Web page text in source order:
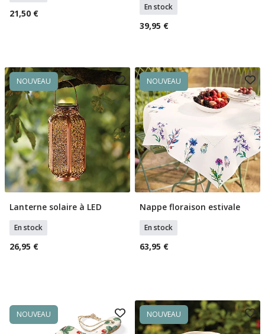
21,50 €
En stock
39,95 €
NOUVEAU
Ajouter Au Panier
Lanterne solaire à LED
En stock
26,95 €
NOUVEAU
Ajouter Au Panier
Nappe floraison estivale
En stock
63,95 €
NOUVEAU NOUVEAU